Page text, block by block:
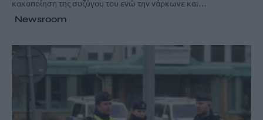
κακοποίηση της συζύγου του ενώ την νάρκωνε και…
Newsroom